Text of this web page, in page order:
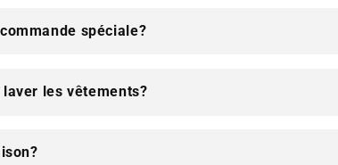
spéciale?
les vêtements?